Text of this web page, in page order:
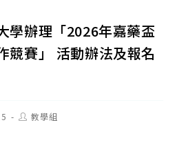
學辦理「2026年嘉藥盃
競賽」 活動辦法及報名
Post教學組